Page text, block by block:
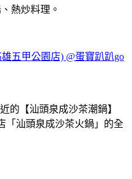
熱炒料理。
五甲公園店) @蛋寶趴趴go
的【汕頭泉成沙茶潮鍋】
「汕頭泉成沙茶火鍋」的全